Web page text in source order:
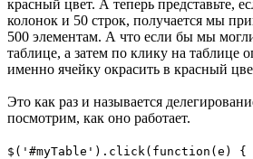
красный цвет. А теперь представьте,
колонок и 50 строк, получается мы
500 элементам. А что если бы мы
таблице, а затем по клику на таблице
именно ячейку окрасить в красный
Это как раз и называется
посмотрим, как оно работает.
$('#myTable').click(function(e) {